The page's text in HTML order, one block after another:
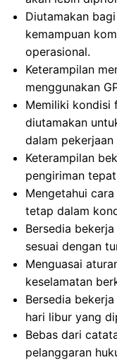
Diutamakan
kemampuan
operasional.
Keterampilan
menggunakan
Memiliki kondisi
diutamakan
dalam
Keterampilan
pengiriman
Mengetahui
tetap dalam
Bersedia
sesuai dengan
Menguasai
keselamatan
Bersedia
hari libur yang
Bebas dari
pelanggaran